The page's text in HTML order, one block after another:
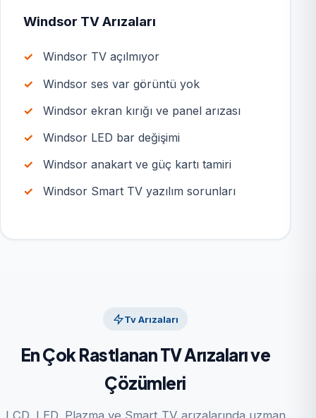
Windsor TV Arızaları
Windsor TV açılmıyor
Windsor ses var görüntü yok
Windsor ekran kırığı ve panel arızası
Windsor LED bar değişimi
Windsor anakart ve güç kartı tamiri
Windsor Smart TV yazılım sorunları
Tv Arızaları
En Çok Rastlanan TV Arızaları ve
Çözümleri
LCD, LED, Plazma ve Smart TV arızalarında uzman